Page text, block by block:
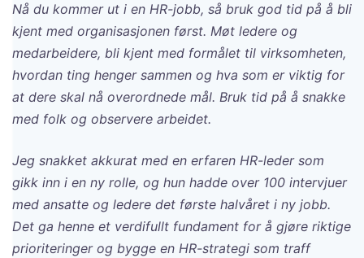
Nå du kommer ut i en HR-jobb, så bruk god tid på å bli
kjent med organisasjonen først. Møt ledere og
medarbeidere, bli kjent med formålet til virksomheten,
hvordan ting henger sammen og hva som er viktig for
at dere skal nå overordnede mål. Bruk tid på å snakke
med folk og observere arbeidet.
Jeg snakket akkurat med en erfaren HR-leder som
gikk inn i en ny rolle, og hun hadde over 100 intervjuer
med ansatte og ledere det første halvåret i ny jobb.
Det ga henne et verdifullt fundament for å gjøre riktige
prioriteringer og bygge en HR-strategi som traff